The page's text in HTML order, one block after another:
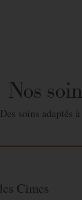
Nos
Des soins adaptés